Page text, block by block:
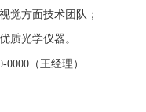
觉方面技术团队；
质光学仪器。
0000（王经理）